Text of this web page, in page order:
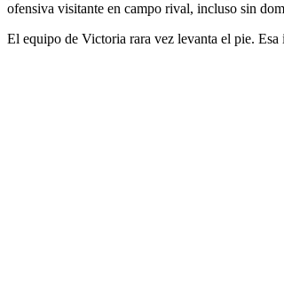
ofensiva visitante en campo rival, incluso sin
El equipo de Victoria rara vez levanta el pie. Esa